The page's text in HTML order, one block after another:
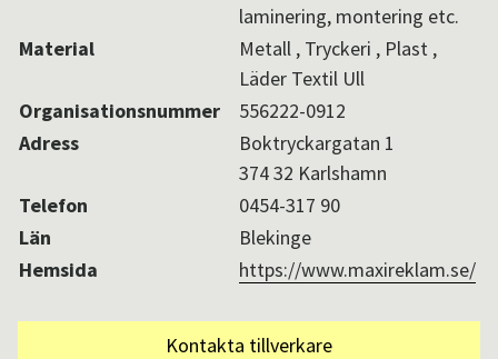
laminering, montering etc.
Material
Metall , Tryckeri , Plast ,
Läder Textil Ull
Organisationsnummer
556222-0912
Adress
Boktryckargatan 1
374 32 Karlshamn
Telefon
0454-317 90
Län
Blekinge
Hemsida
https://www.maxireklam.se/
Kontakta tillverkare